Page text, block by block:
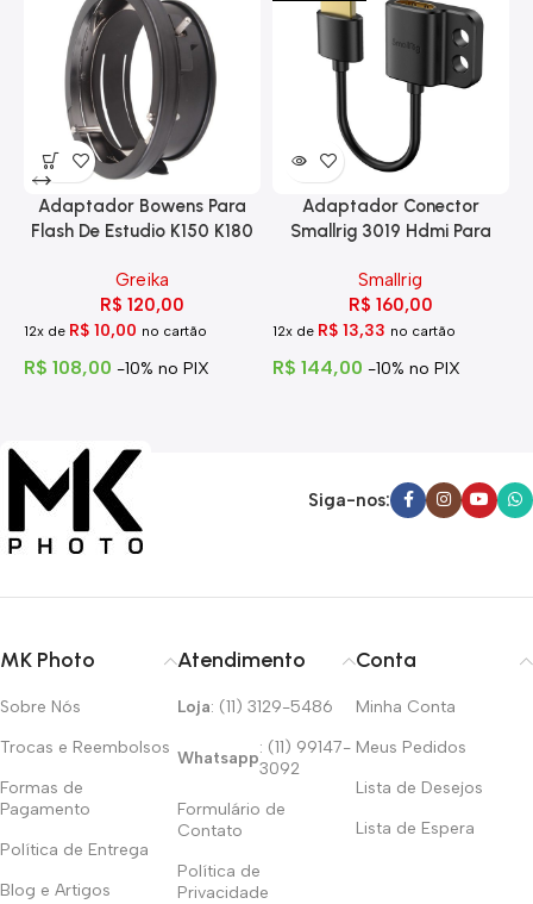
Adaptador Bowens Para
Flash De Estudio K150 K180
Greika
R$ 120,00
12x de R$ 10,00 no cartão
R$ 108,00 -10% no PIX
Adaptador Conector
Smallrig 3019 Hdmi Para
Smallrig
R$ 160,00
12x de R$13,33 no cartão
R$ 144,00 -10% no PIX
Siga-nos:
MK Photo
Sobre Nós
Trocas e Reembolsos
Formas de
Pagamento
Política de Entrega
Blog e Artigos
Atendimento
Loja: (11) 3129-5486
Whatsapp
: (11) 99147-
3092
Formulário de
Contato
Política de
Privacidade
Conta
Minha Conta
Meus Pedidos
Lista de Desejos
Lista de Espera